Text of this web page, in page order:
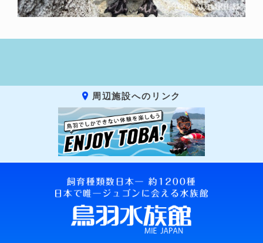
周辺施設へのリンク